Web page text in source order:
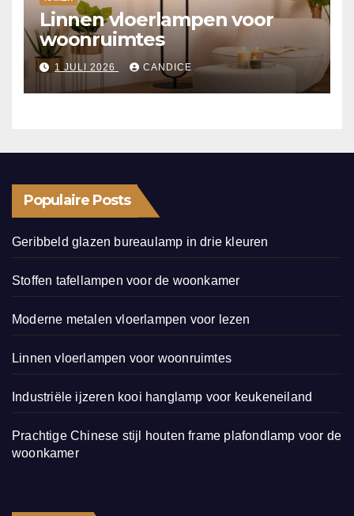
Linnen vloerlampen voor
woonruimtes
1 JULI 2026 CANDICE
Populaire Posts
Geribbeld glazen bureaulamp in drie kleuren
Stoffen tafellampen voor de woonkamer
Moderne metalen vloerlampen voor lezen
Linnen vloerlampen voor woonruimtes
Industriële ijzeren kooi hanglamp voor keukeneiland
Prachtige Chinese stijl houten frame plafondlamp voor de
woonkamer